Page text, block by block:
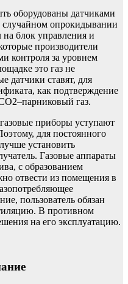
оборудованы датчиками
случайном опрокидывании
на блок управления и
производители
контроля за уровнем
это газ не
датчики ставят, для
как подтверждение
газ.
приборы уступают
для постоянного
установить
Газовые аппараты
с образованием
отвести из помещения в
пользователь обязан
В противном
на его эксплуатацию.